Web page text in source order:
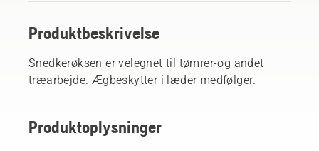
Produktbeskrivelse
Snedkerøksen er velegnet til tømrer-og andet
træarbejde. Ægbeskytter i læder medfølger.
Produktoplysninger